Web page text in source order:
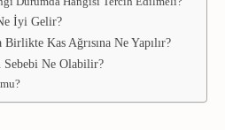
İyi Gelir?
Kas Ağrısına Ne Yapılır?
Sebebi Ne Olabilir?